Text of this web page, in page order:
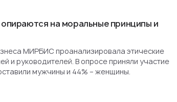
на моральные принципы и
МИРБИС проанализировала этические
и руководителей. В опросе приняли участие
мужчины и 44% – женщины.